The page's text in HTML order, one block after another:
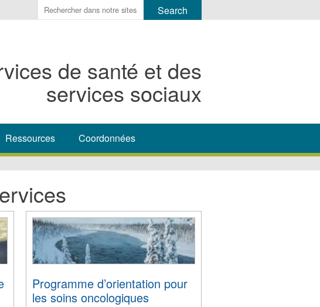
Enter
the
to
search
for.
de santé et des
services sociaux
Ressources Coordonnées
Programme d’orientation pour
les soins oncologiques